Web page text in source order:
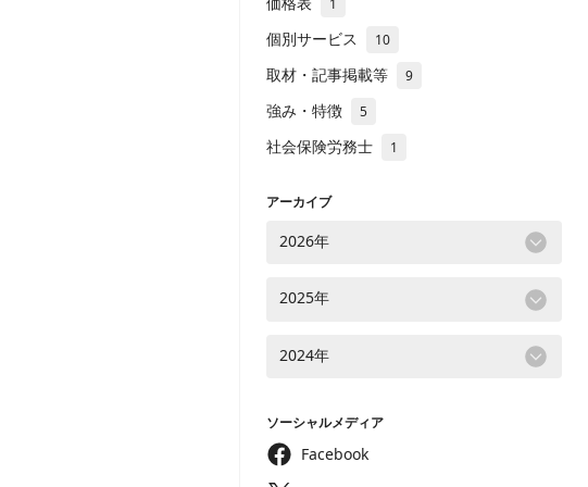
1
個別サービス 10
取材・記事掲載等 9
強み・特徴 5
社会保険労務士 1
アーカイブ
2026年
2025年
2024年
ソーシャルメディア
Facebook